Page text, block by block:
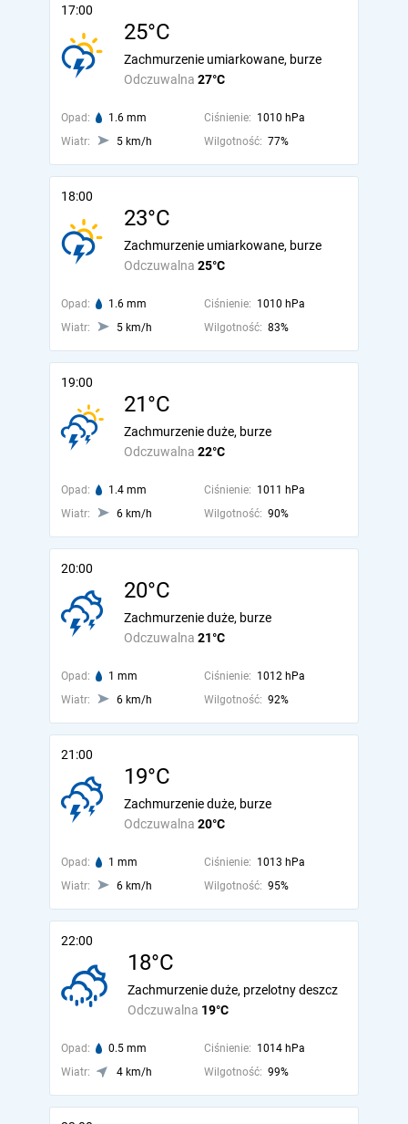
17:00
25°C
Odczuwalna 27°C
Zachmurzenie umiarkowane, burze
Opad: 1.6 mm Ciśnienie: 1010 hPa
Wiatr:
5 km/h Wilgotność: 77%
18:00
23°C
Odczuwalna 25°C
Zachmurzenie umiarkowane, burze
Opad: 1.6 mm Ciśnienie: 1010 hPa
Wiatr:
5 km/h Wilgotność: 83%
19:00
21°C
Odczuwalna 22°C
Zachmurzenie duże, burze
Opad: 1.4 mm Ciśnienie: 1011 hPa
Wiatr:
6 km/h Wilgotność: 90%
20:00
20°C
Odczuwalna 21°C
Zachmurzenie duże, burze
Opad: 1 mm Ciśnienie: 1012 hPa
Wiatr:
6 km/h Wilgotność: 92%
21:00
19°C
Odczuwalna 20°C
Zachmurzenie duże, burze
Opad: 1 mm Ciśnienie: 1013 hPa
Wiatr:
6 km/h Wilgotność: 95%
22:00
18°C
Odczuwalna 19°C
Zachmurzenie duże, przelotny deszcz
Opad: 0.5 mm Ciśnienie: 1014 hPa
Wiatr:
4 km/h Wilgotność: 99%